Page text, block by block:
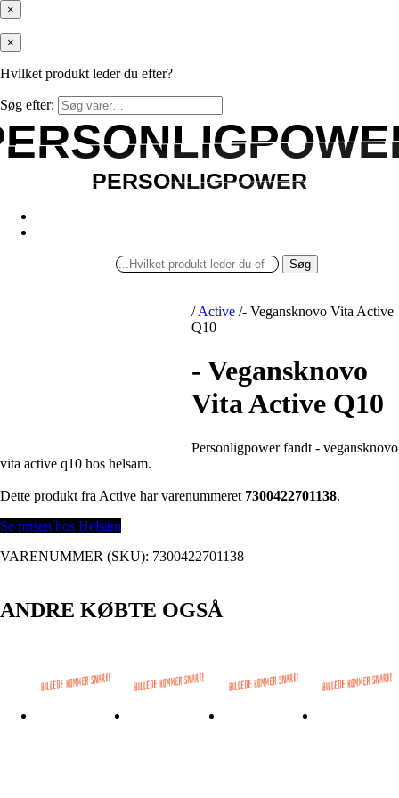
×
×
Hvilket produkt leder du efter?
Søg efter:
PERSONLIGPOWER
PERSONLIGPOWER
Søg
/ Active /- Vegansknovo Vita Active
Q10
- Vegansknovo
Vita Active Q10
Personligpower fandt - vegansknovo
vita active q10 hos helsam.
Dette produkt fra Active har varenummeret 7300422701138.
Se prisen hos Helsam
VARENUMMER (SKU): 7300422701138
ANDRE KØBTE OGSÅ